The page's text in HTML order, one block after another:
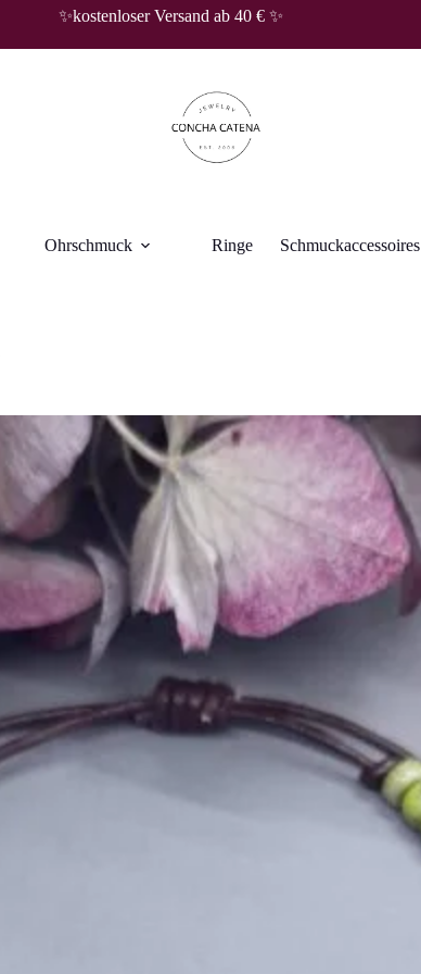
✨kostenloser Versand ab 40 € ✨
Ohrschmuck Ringe Schmuckaccessoires